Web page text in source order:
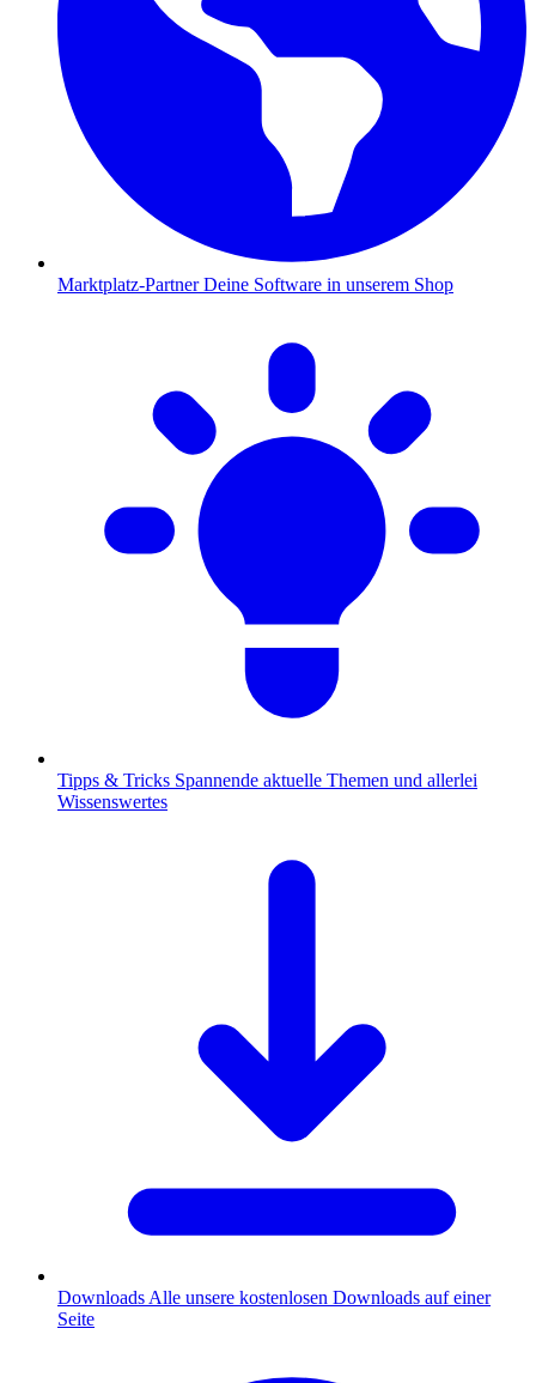
Marktplatz-Partner Deine Software in unserem Shop
Tipps & Tricks Spannende aktuelle Themen und allerlei
Wissenswertes
Downloads Alle unsere kostenlosen Downloads auf einer
Seite